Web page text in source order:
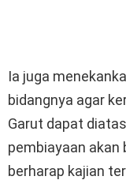
Ia juga
bidangnya agar
Garut dapat
pembiayaan akan
berharap kajian